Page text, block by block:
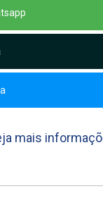
mais